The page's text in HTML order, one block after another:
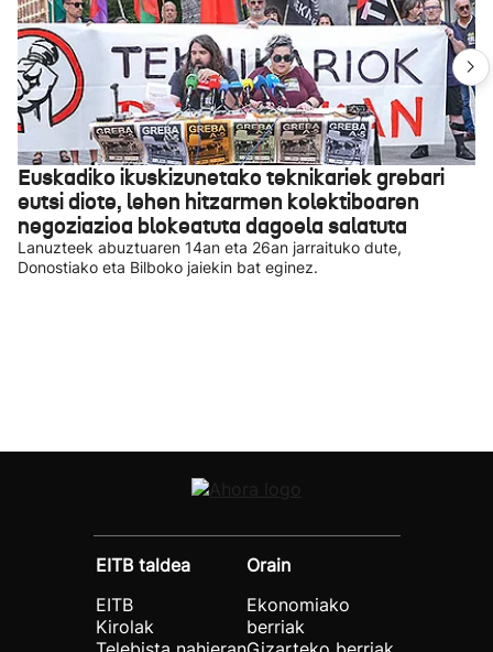
Euskadiko ikuskizunetako teknikariek grebari
eutsi diote, lehen hitzarmen kolektiboaren
negoziazioa blokeatuta dagoela salatuta
Lanuzteek abuztuaren 14an eta 26an jarraituko dute,
Donostiako eta Bilboko jaiekin bat eginez.
EITB taldea
EITB
Kirolak
Orain
Ekonomiako
berriak